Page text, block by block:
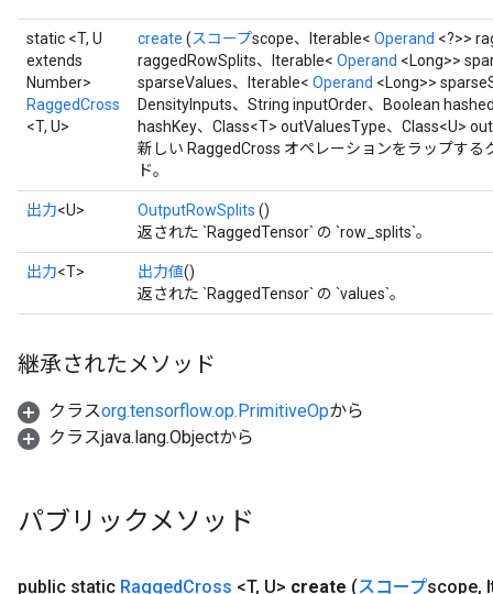
static <T, U
extends
Number>
RaggedCross
<T, U>
create (スコープscope、Iterable< Operand <?>>
raggedRowSplits、Iterable< Operand <Long>>
sparseValues、Iterable< Operand <Long>>
DensityInputs、String inputOrder、Boolean
hashKey、Class<T> outValuesType、Class<U>
新しい RaggedCross オペレーションをラップす
ド。
出力<U> OutputRowSplits ()
返された `RaggedTensor` の `row_splits`。
出力<T> 出力値()
返された `RaggedTensor` の `values`。
継承されたメソッド
クラスorg.tensorflow.op.PrimitiveOpから
クラスjava.lang.Objectから
パブリックメソッド
public static RaggedCross <T, U> create (スコープscope,